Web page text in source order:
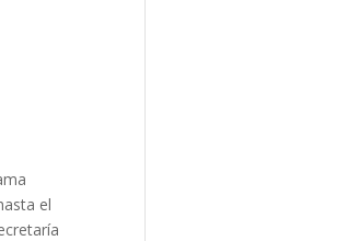
el